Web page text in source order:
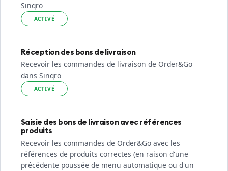
Sinqro
ACTIVÉ
Réception des bons de livraison
Recevoir les commandes de livraison de Order&Go
dans Sinqro
ACTIVÉ
Saisie des bons de livraison avec références
produits
Recevoir les commandes de Order&Go avec les
références de produits correctes (en raison d'une
précédente poussée de menu automatique ou d'un